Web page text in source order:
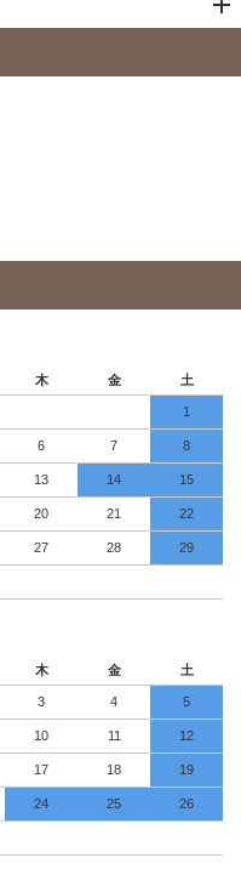
木 金 土
1
6 7 8
13 14 15
20 21 22
27 28 29
木 金 土
3 4 5
10 11 12
17 18 19
24 25 26